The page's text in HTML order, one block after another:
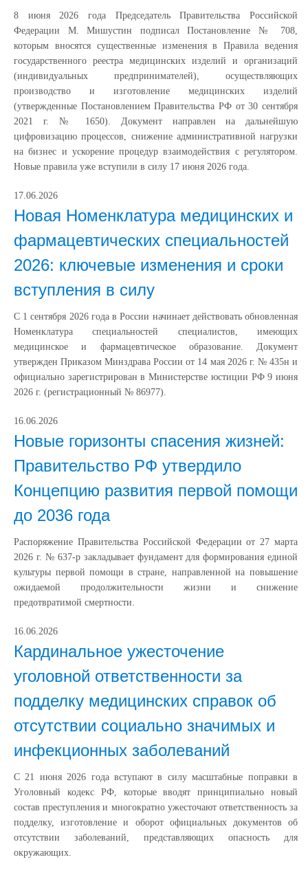
8 июня 2026 года Председатель Правительства Российской
Федерации М. Мишустин подписал Постановление № 708,
которым вносятся существенные изменения в Правила ведения
государственного реестра медицинских изделий и организаций
(индивидуальных предпринимателей), осуществляющих
производство и изготовление медицинских изделий
(утвержденные Постановлением Правительства РФ от 30 сентября
2021 г. № 1650). Документ направлен на дальнейшую
цифровизацию процессов, снижение административной нагрузки
на бизнес и ускорение процедур взаимодействия с регулятором.
Новые правила уже вступили в силу 17 июня 2026 года.
17.06.2026
Новая Номенклатура медицинских и
фармацевтических специальностей
2026: ключевые изменения и сроки
вступления в силу
С 1 сентября 2026 года в России начинает действовать обновленная
Номенклатура специальностей специалистов, имеющих
медицинское и фармацевтическое образование. Документ
утвержден Приказом Минздрава России от 14 мая 2026 г. № 435н и
официально зарегистрирован в Министерстве юстиции РФ 9 июня
2026 г. (регистрационный № 86977).
16.06.2026
Новые горизонты спасения жизней:
Правительство РФ утвердило
Концепцию развития первой помощи
до 2036 года
Распоряжение Правительства Российской Федерации от 27 марта
2026 г. № 637-р закладывает фундамент для формирования единой
культуры первой помощи в стране, направленной на повышение
ожидаемой продолжительности жизни и снижение
предотвратимой смертности.
16.06.2026
Кардинальное ужесточение
уголовной ответственности за
подделку медицинских справок об
отсутствии социально значимых и
инфекционных заболеваний
С 21 июня 2026 года вступают в силу масштабные поправки в
Уголовный кодекс РФ, которые вводят принципиально новый
состав преступления и многократно ужесточают ответственность за
подделку, изготовление и оборот официальных документов об
отсутствии заболеваний, представляющих опасность для
окружающих.